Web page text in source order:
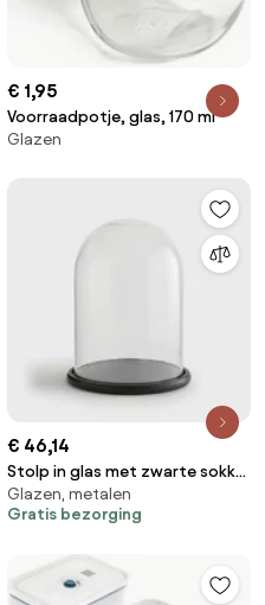
€ 1,95
Voorraadpotje, glas, 170 ml
Glazen
€ 46,14
Stolp in glas met zwarte sokkel
H32 cm, Campa
Glazen, metalen
Gratis bezorging